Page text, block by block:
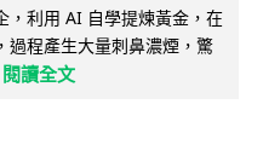
，利用 AI 自學提煉黃金，在
過程產生大量刺鼻濃煙，驚
閱讀全文